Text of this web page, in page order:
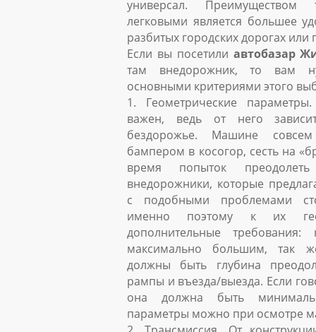
универсал.
легковыми является большее
разбитых городских дорогах или
Если вы посетили автобазар
там внедорожник, то вам
основными критериями этого
1. Геометрические
важен, ведь от него
бездорожье. Машине
бампером в косогор, сесть на
время попыток
внедорожники, которые
с подобными проблемами
именно поэтому к их
дополнительные
максимально большим, так
должны быть глубина
рампы и въезда/выезда. Если
она должна быть
параметры можно при осмотре